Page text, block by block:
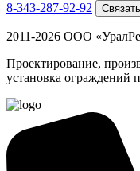
8-343-287-92-92
2011-2026 ООО
Проектирование,
установка ограждений